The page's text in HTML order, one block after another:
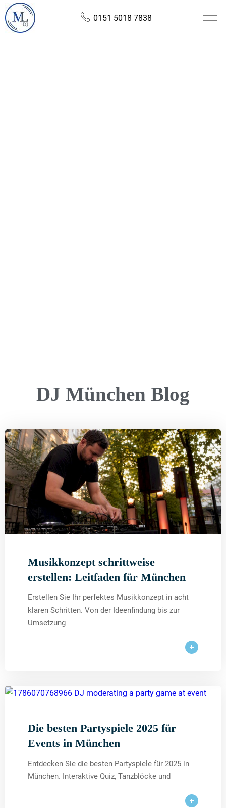
0151 5018 7838
DJ München Blog
Musikkonzept schrittweise
erstellen: Leitfaden für München
Erstellen Sie Ihr perfektes Musikkonzept in acht
klaren Schritten. Von der Ideenfindung bis zur
Umsetzung
Die besten Partyspiele 2025 für
Events in München
Entdecken Sie die besten Partyspiele für 2025 in
München. Interaktive Quiz, Tanzblöcke und